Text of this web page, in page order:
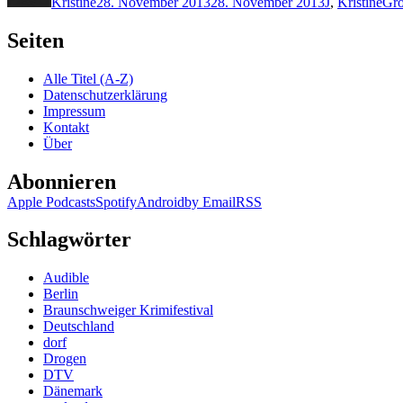
Seiten
Alle Titel (A-Z)
Datenschutzerklärung
Impressum
Kontakt
Über
Abonnieren
Apple PodcastsSpotifyAndroidby EmailRSS
Schlagwörter
Audible
Berlin
Braunschweiger Krimifestival
Deutschland
dorf
Drogen
DTV
Dänemark